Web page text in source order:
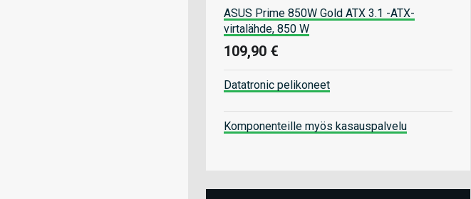
ASUS Prime 850W Gold ATX 3.1 -ATX-
virtalähde, 850 W
109,90 €
Datatronic pelikoneet
Komponenteille myös kasauspalvelu